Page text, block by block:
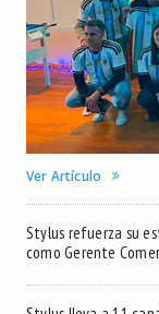
Ver Artículo
Stylus refuerza su
como Gerente